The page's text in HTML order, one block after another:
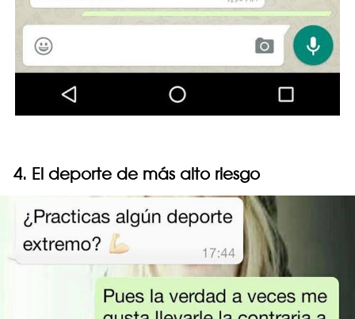
4. El deporte de más alto riesgo